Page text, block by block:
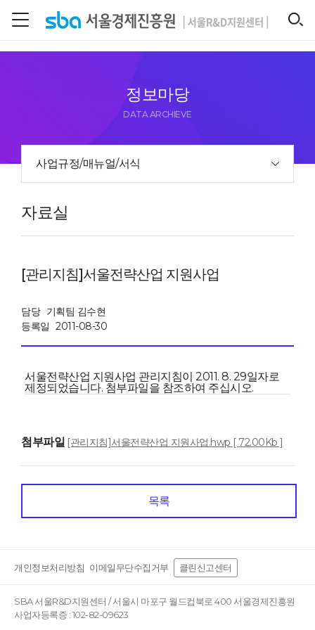
정보마당
DATA ARCHIEVE
사업규정/매뉴얼/서식
자료실
[관리지침]서울전략산업 지원사업
담당 기획팀 김수현
등록일 2011-08-30
서울전략산업 지원사업 관리지침이 2011. 8. 29일자로
제정되었습니다. 첨부파일을 참조하여 주십시오.
첨부파일 [관리지침]서울전략산업 지원사업.hwp [ 72.00Kb ]
목록
개인정보처리방침 이메일무단수집거부 클린신고센터
SBA 서울R&D지원센터 / 서울시 마포구 월드컵북로 400 서울경제진흥원
사업자등록증 : 102-82-09623